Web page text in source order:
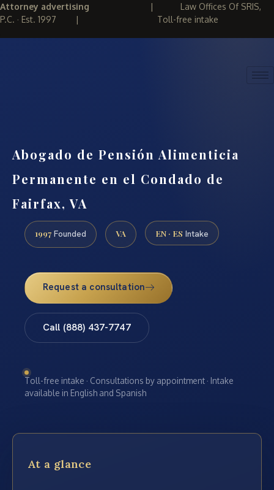
Attorney advertising | Law Offices Of SRIS,
P.C. · Est. 1997 | Toll-free intake
Abogado de Pensión Alimenticia
Permanente en el Condado de
Fairfax, VA
1997 Founded VA EN · ES Intake
Request a consultation
Call (888) 437-7747
Toll-free intake · Consultations by appointment · Intake
available in English and Spanish
At a glance